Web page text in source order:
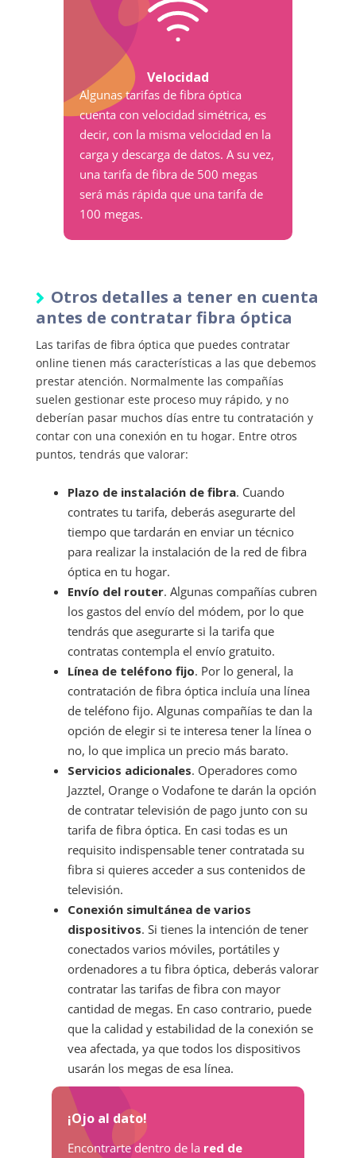
Velocidad
Algunas tarifas de fibra óptica
cuenta con velocidad simétrica, es
decir, con la misma velocidad en la
carga y descarga de datos. A su vez,
una tarifa de fibra de 500 megas
será más rápida que una tarifa de
100 megas.
Otros detalles a tener en cuenta
antes de contratar fibra óptica
Las tarifas de fibra óptica que puedes contratar
online tienen más características a las que debemos
prestar atención. Normalmente las compañías
suelen gestionar este proceso muy rápido, y no
deberían pasar muchos días entre tu contratación y
contar con una conexión en tu hogar. Entre otros
puntos, tendrás que valorar:
Plazo de instalación de fibra. Cuando
contrates tu tarifa, deberás asegurarte del
tiempo que tardarán en enviar un técnico
para realizar la instalación de la red de fibra
óptica en tu hogar.
Envío del router. Algunas compañías cubren
los gastos del envío del módem, por lo que
tendrás que asegurarte si la tarifa que
contratas contempla el envío gratuito.
Línea de teléfono fijo. Por lo general, la
contratación de fibra óptica incluía una línea
de teléfono fijo. Algunas compañías te dan la
opción de elegir si te interesa tener la línea o
no, lo que implica un precio más barato.
Servicios adicionales. Operadores como
Jazztel, Orange o Vodafone te darán la opción
de contratar televisión de pago junto con su
tarifa de fibra óptica. En casi todas es un
requisito indispensable tener contratada su
fibra si quieres acceder a sus contenidos de
televisión.
Conexión simultánea de varios
dispositivos. Si tienes la intención de tener
conectados varios móviles, portátiles y
ordenadores a tu fibra óptica, deberás valorar
contratar las tarifas de fibra con mayor
cantidad de megas. En caso contrario, puede
que la calidad y estabilidad de la conexión se
vea afectada, ya que todos los dispositivos
usarán los megas de esa línea.
¡Ojo al dato!
Encontrarte dentro de la red de